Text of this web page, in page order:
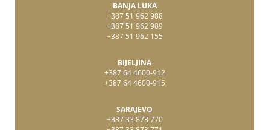
BANJA LUKA
+387 51 962 988
+387 51 962 989
+387 51 962 155
BIJELJINA
+387 64 4600-912
+387 64 4600-915
SARAJEVO
+387 33 873 770